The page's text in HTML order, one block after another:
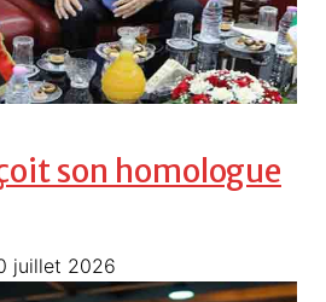
son homologue
juillet 2026